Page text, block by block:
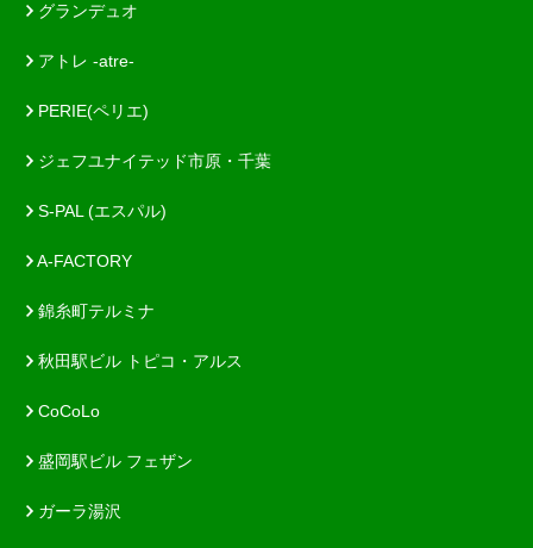
グランデュオ
アトレ -atre-
PERIE(ペリエ)
ジェフユナイテッド市原・千葉
S-PAL (エスパル)
A-FACTORY
錦糸町テルミナ
秋田駅ビル トピコ・アルス
CoCoLo
盛岡駅ビル フェザン
ガーラ湯沢